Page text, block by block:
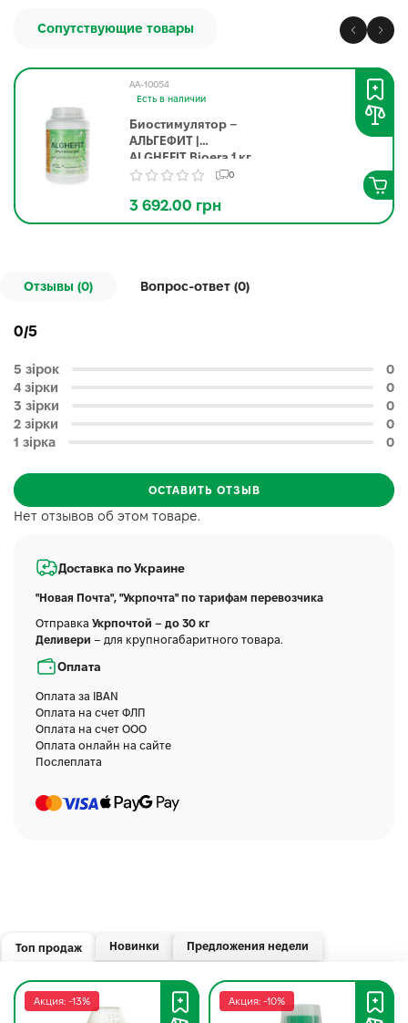
Сопутствующие товары
AA-10054
Есть в наличии
Биостимулятор –
АЛЬГЕФИТ |
ALGHEFIT Bioera 1 кг
0
3 692.00 грн
Отзывы (0) Вопрос-ответ (0)
Нет отзывов об этом товаре.
0/5
5 зірок
0
4 зірки
0
3 зірки
0
2 зірки
0
1 зірка
0
ОСТАВИТЬ ОТЗЫВ
Доставка по Украине
"Новая Почта", "Укрпочта" по тарифам перевозчика
Отправка Укрпочтой – до 30 кг
Деливери – для крупногабаритного товара.
Оплата
Оплата за IBAN
Оплата на счет ФЛП
Оплата на счет ООО
Оплата онлайн на сайте
Послеплата
Топ продаж Новинки Предложения недели
Акция: -13% Акция: -10%